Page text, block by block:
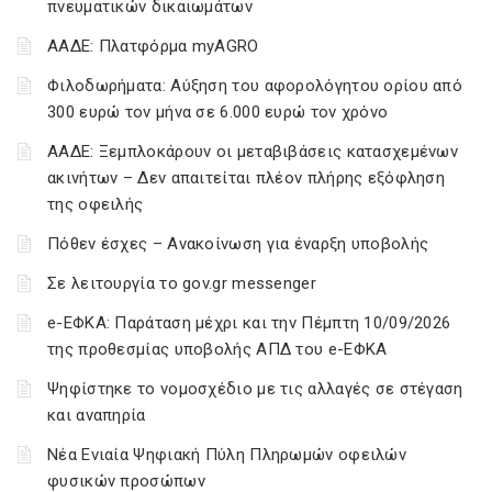
πνευματικών δικαιωμάτων
ΑΑΔΕ: Πλατφόρμα myAGRO
Φιλοδωρήματα: Αύξηση του αφορολόγητου ορίου από
300 ευρώ τον μήνα σε 6.000 ευρώ τον χρόνο
ΑΑΔΕ: Ξεμπλοκάρουν οι μεταβιβάσεις κατασχεμένων
ακινήτων – Δεν απαιτείται πλέον πλήρης εξόφληση
της οφειλής
Πόθεν έσχες – Ανακοίνωση για έναρξη υποβολής
Σε λειτουργία το gov.gr messenger
e-ΕΦΚΑ: Παράταση μέχρι και την Πέμπτη 10/09/2026
της προθεσμίας υποβολής ΑΠΔ του e-ΕΦΚΑ
Ψηφίστηκε το νομοσχέδιο με τις αλλαγές σε στέγαση
και αναπηρία
Νέα Ενιαία Ψηφιακή Πύλη Πληρωμών οφειλών
φυσικών προσώπων